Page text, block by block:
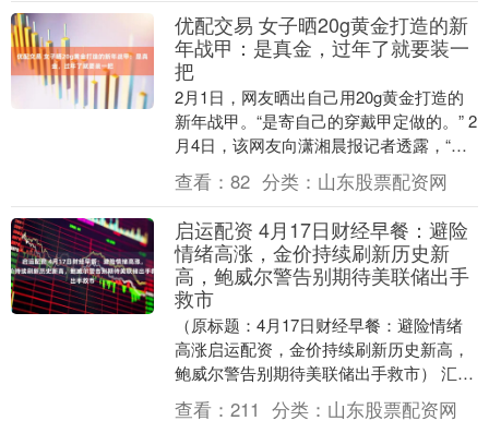
优配交易 女子晒20g黄金打造的新
年战甲：是真金，过年了就要装一
把
2月1日，网友晒出自己用20g黄金打造的
新年战甲。“是寄自己的穿戴甲定做的。” 2
月4日，该网友向潇湘晨报记者透露，“是
真金，过年了就要装一把啊”。 记者查询
发....
查看： 82 分类： 山东股票配资网
启运配资 4月17日财经早餐：避险
情绪高涨，金价持续刷新历史新
高，鲍威尔警告别期待美联储出手
救市
（原标题：4月17日财经早餐：避险情绪
高涨启运配资，金价持续刷新历史新高，
鲍威尔警告别期待美联储出手救市） 汇通
财经APP讯——周四（北京时间4月17
日），现货....
查看： 211 分类： 山东股票配资网